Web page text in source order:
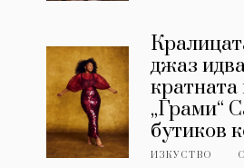
джаз
кратната
„Грами“
бутиков
ИЗКУСТВО